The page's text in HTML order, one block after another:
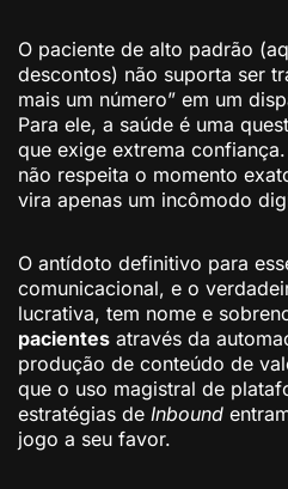
O paciente de alto padrão
descontos) não suporta ser
mais um número” em um
Para ele, a saúde é uma
que exige extrema
não respeita o momento
vira apenas um incômodo
O antídoto definitivo para
comunicacional, e o
lucrativa, tem nome e
pacientes através da
produção de conteúdo de
que o uso magistral de
estratégias de Inbound
jogo a seu favor.